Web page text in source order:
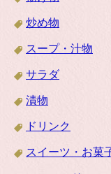
炒め物
スープ・汁物
サラダ
漬物
ドリンク
スイーツ・お菓